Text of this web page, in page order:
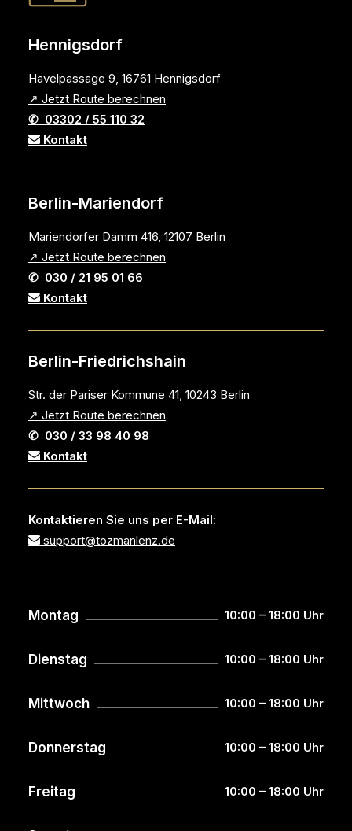
Hennigsdorf
Havelpassage 9, 16761 Hennigsdorf
↗ Jetzt Route berechnen
✆ 03302 / 55 110 32
Kontakt
Berlin-Mariendorf
Mariendorfer Damm 416, 12107 Berlin
↗ Jetzt Route berechnen
✆ 030 / 21 95 01 66
Kontakt
Berlin-Friedrichshain
Str. der Pariser Kommune 41, 10243 Berlin
↗ Jetzt Route berechnen
✆ 030 / 33 98 40 98
Kontakt
Kontaktieren Sie uns per E-Mail:
support@tozmanlenz.de
Montag 10:00 – 18:00 Uhr
Dienstag 10:00 – 18:00 Uhr
Mittwoch 10:00 – 18:00 Uhr
Donnerstag 10:00 – 18:00 Uhr
Freitag 10:00 – 18:00 Uhr